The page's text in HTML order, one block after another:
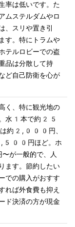
率は低いです。た
ムステルダムやロ
、スリや置き引
す。特にトラムや
テルロビーでの盗
品は分散して持
ど自己防衛を心が
く、特に観光地の
。水1本で約25
は約2,000円、
円ほど。ホ
一般的で、人
ます。節約したい
での購入がおすす
れば外食費も抑え
ド決済の方が現金